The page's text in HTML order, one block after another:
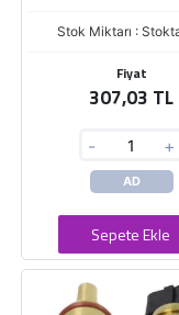
Stok Miktarı :
Fiyat
307,03 TL
- +
AD
Sepete Ekle